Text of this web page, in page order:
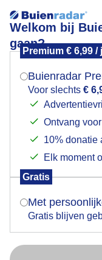
Welkom bij
gaan?
Premium € 6,99 /
Buienradar
Voor slechts €
Ontvang
10% donatie
Elk moment
Gratis
Met
Gratis blijven
Skies on fire
Prachtig
Mogen we
Indien je hier
verschijnt er zo
Is
Nu